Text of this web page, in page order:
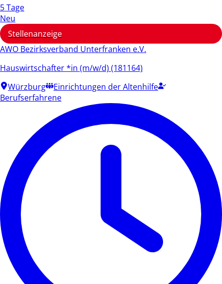
5 Tage
Neu
Stellenanzeige
AWO Bezirksverband Unterfranken e.V.
Hauswirtschafter *in (m/w/d) (181164)
Würzburg
Einrichtungen der Altenhilfe
Berufserfahrene